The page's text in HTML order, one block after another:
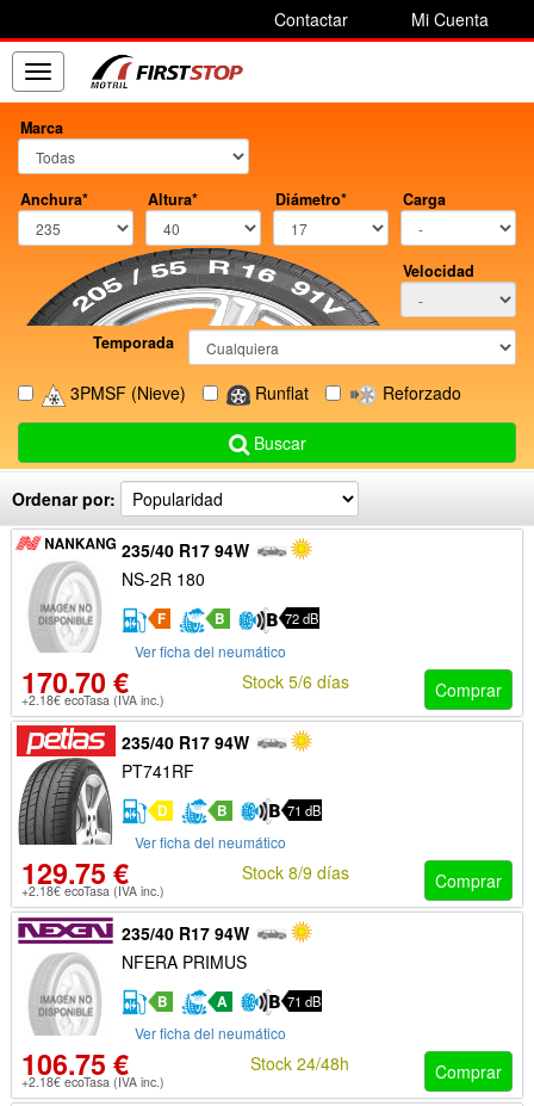
Contactar Mi Cuenta
Toggle
navigation
Marca
Anchura* Altura* Diámetro* Carga
Velocidad
Temporada
3PMSF (Nieve) Runflat Reforzado
Buscar
Ordenar por:
235/40 R17 94W
NS-2R 180
F B 72 dB
Ver ficha del neumático
170.70 €
+2.18€ ecoTasa (IVA inc.) Comprar
Stock 5/6 días
235/40 R17 94W
PT741RF
D B 71 dB
Ver ficha del neumático
129.75 €
+2.18€ ecoTasa (IVA inc.) Comprar
Stock 8/9 días
235/40 R17 94W
NFERA PRIMUS
B A 71 dB
Ver ficha del neumático
106.75 €
+2.18€ ecoTasa (IVA inc.) Comprar
Stock 24/48h